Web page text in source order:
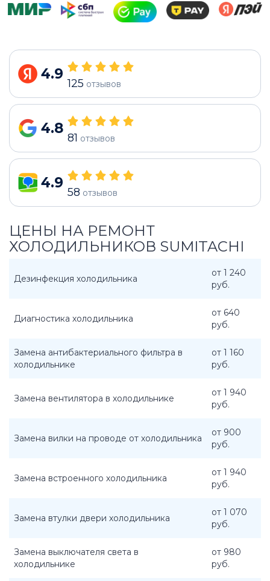
4.9
125 отзывов
4.8
81 отзывов
4.9
58 отзывов
ЦЕНЫ НА РЕМОНТ
ХОЛОДИЛЬНИКОВ SUMITACHI
Дезинфекция холодильника
от 1 240
руб.
Диагностика холодильника
от 640
руб.
Замена антибактериального фильтра в
холодильнике
от 1 160
руб.
Замена вентилятора в холодильнике
от 1 940
руб.
Замена вилки на проводе от холодильника
от 900
руб.
Замена встроенного холодильника
от 1 940
руб.
Замена втулки двери холодильника
от 1 070
руб.
Замена выключателя света в
холодильнике
от 980
руб.